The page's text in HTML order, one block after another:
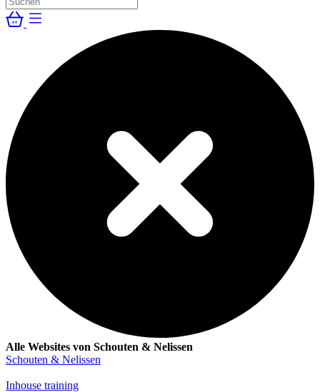
Alle Websites von Schouten & Nelissen
Schouten & Nelissen
Inhouse training